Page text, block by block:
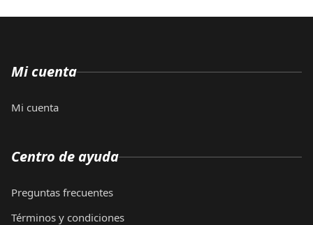
Mi cuenta
Mi cuenta
Centro de ayuda
Preguntas frecuentes
Términos y condiciones